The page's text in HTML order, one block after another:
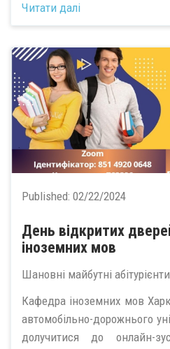
Читати далі
Published: 02/22/2024
День відкритих
іноземних мов
Шановні майбутні
Кафедра іноземних мов
автомобільно-дорожнього
долучитися до онлайн-